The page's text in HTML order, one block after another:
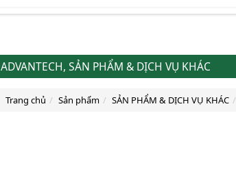
ADVANTECH, SẢN PHẨM & DỊCH VỤ KHÁC
Trang chủ Sản phẩm SẢN PHẨM & DỊCH VỤ KHÁC